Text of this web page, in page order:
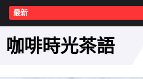
最新
咖啡時光茶語